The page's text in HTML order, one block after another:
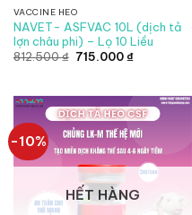
VACCINE HEO
NAVET- ASFVAC 10L (dịch tả
lợn châu phi) – Lọ 10 Liều
812.500₫ Giá
715.000₫Giá
715.000 ₫.
-10%
HẾT HÀNG